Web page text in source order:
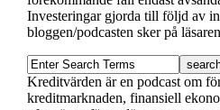
Investeringar gjorda till följd av
bloggen/podcasten sker på
Kreditvärden är en podcast om
kreditmarknaden, finansiell